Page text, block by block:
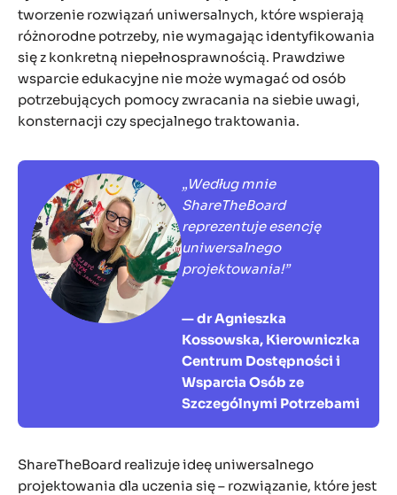
tworzenie rozwiązań uniwersalnych, które wspierają
różnorodne potrzeby, nie wymagając identyfikowania
się z konkretną niepełnosprawnością. Prawdziwe
wsparcie edukacyjne nie może wymagać od osób
potrzebujących pomocy zwracania na siebie uwagi,
konsternacji czy specjalnego traktowania.
„Według mnie
ShareTheBoard
reprezentuje esencję
uniwersalnego
projektowania!”
— dr Agnieszka
Kossowska, Kierowniczka
Centrum Dostępności i
Wsparcia Osób ze
Szczególnymi Potrzebami
ShareTheBoard realizuje ideę uniwersalnego
projektowania dla uczenia się – rozwiązanie, które jest